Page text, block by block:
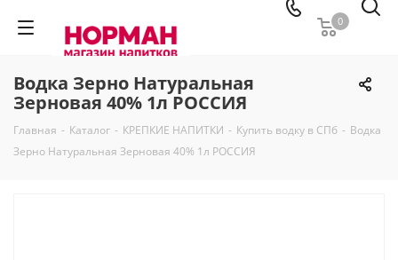
0
Водка Зерно Натуральная
Зерновая 40% 1л РОССИЯ
Главная - Каталог - КРЕПКИЕ НАПИТКИ - Купить водку в СПб - Водка
Зерно Натуральная Зерновая 40% 1л РОССИЯ